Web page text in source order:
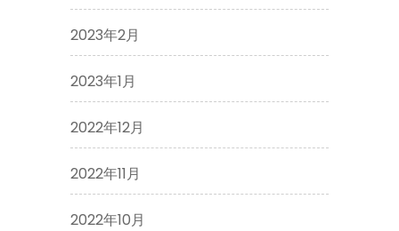
2023年2月
2023年1月
2022年12月
2022年11月
2022年10月